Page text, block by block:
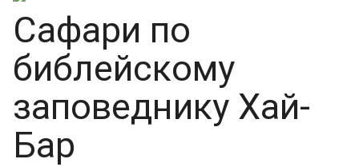
Сафари по
библейскому
заповеднику Хай-
Бар